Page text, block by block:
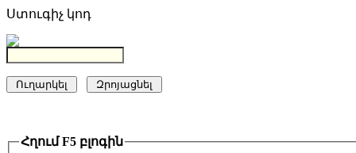
Ստուգիչ կոդ
Հղում F5 բլոգին